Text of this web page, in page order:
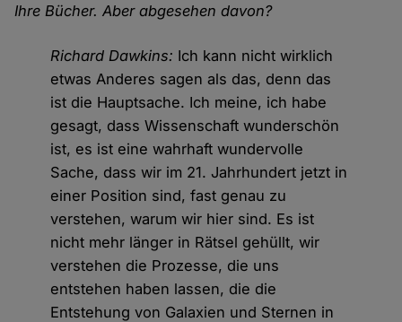
Ihre Bücher. Aber abgesehen davon?
Richard Dawkins: Ich kann nicht wirklich
etwas Anderes sagen als das, denn das
ist die Hauptsache. Ich meine, ich habe
gesagt, dass Wissenschaft wunderschön
ist, es ist eine wahrhaft wundervolle
Sache, dass wir im 21. Jahrhundert jetzt in
einer Position sind, fast genau zu
verstehen, warum wir hier sind. Es ist
nicht mehr länger in Rätsel gehüllt, wir
verstehen die Prozesse, die uns
entstehen haben lassen, die die
Entstehung von Galaxien und Sternen in